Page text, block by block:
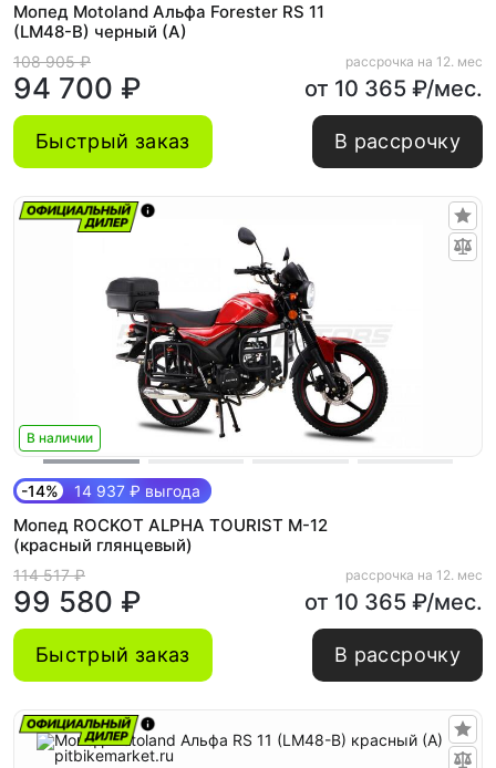
Мопед Motoland Альфа Forester RS 11
(LM48-B) черный (A)
108 905 ₽
94 700 ₽
рассрочка на 12. мес
от 10 365 ₽/мес.
Быстрый заказ В рассрочку
В наличии
-14% 14 937 ₽ выгода
Мопед ROCKOT ALPHA TOURIST M-12
(красный глянцевый)
114 517 ₽
99 580 ₽
рассрочка на 12. мес
от 10 365 ₽/мес.
Быстрый заказ В рассрочку